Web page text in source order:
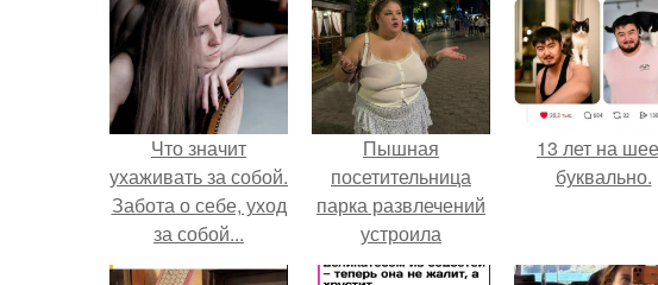
Что значит
ухаживать за собой.
Забота о себе, уход
за собой...
Пышная
посетительница
парка развлечений
устроила
обсуждение в
13 лет на
буквально.